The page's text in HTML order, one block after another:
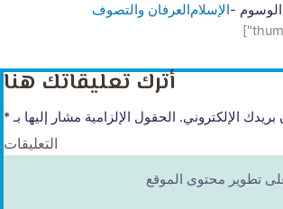
الوسوم -الإسلامالعرفان والتصوف
أترك تعليقاتك هنا
الإلكتروني. الحقول الإلزامية مشار إليها بـ *
التعليقات